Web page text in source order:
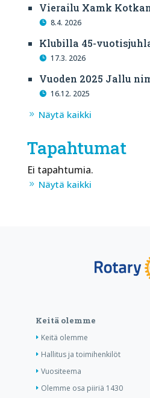
Vierailu Xamk
8.4. 2026
Klubilla 45-
17.3. 2026
Vuoden 2025 Jallu
16.12. 2025
Näytä kaikki
Tapahtumat
Ei tapahtumia.
Näytä kaikki
Keitä olemme
Keitä olemme
Hallitus ja toimihenkilöt
Vuositeema
Olemme osa piiriä 1430